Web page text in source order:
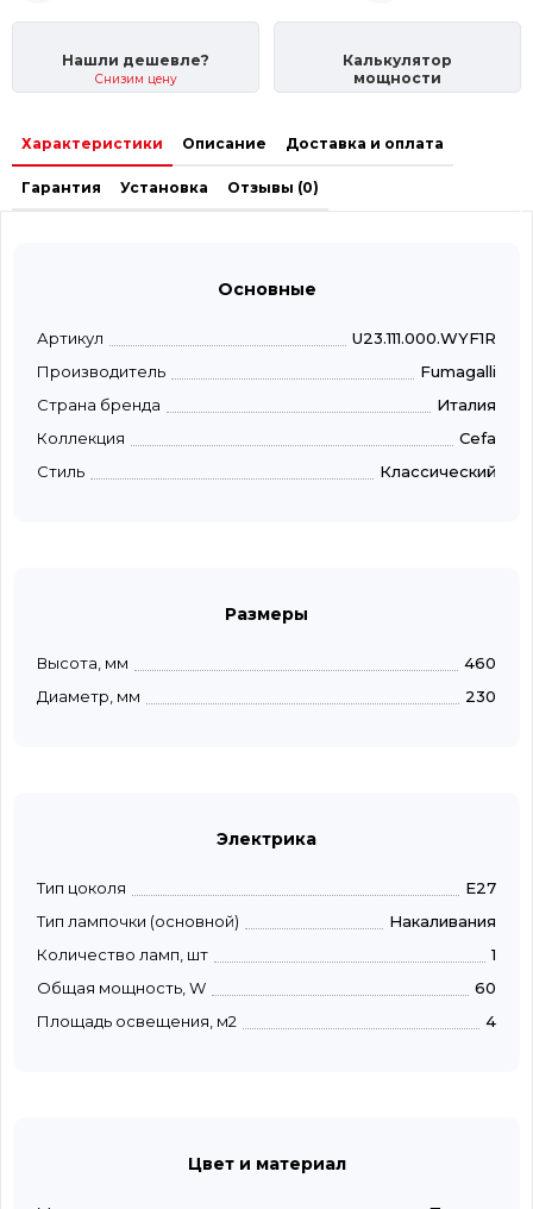
Нашли дешевле?
Снизим цену
Калькулятор
мощности
Характеристики Описание Доставка и оплата
Гарантия Установка Отзывы (0)
Основные
Артикул
U23.111.000.WYF1R
Производитель
Fumagalli
Страна бренда
Италия
Коллекция
Cefa
Стиль
Классический
Размеры
Высота, мм
460
Диаметр, мм
230
Электрика
Тип цоколя
E27
Тип лампочки (основной)
Накаливания
Количество ламп, шт
1
Общая мощность, W
60
Площадь освещения, м2
4
Цвет и материал